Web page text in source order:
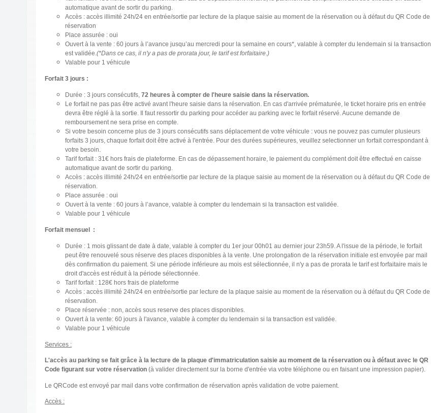
automatique avant de sortir du parking.
Accès : accès illimité 24h/24 en entrée/sortie par lecture de la plaque saisie au moment de la réservation ou à défaut du QR Code de
réservation
Place assurée : oui
Ouvert à la vente : 60 jours à l’avance jusqu’au mercredi pour la semaine en cours*, valable à compter du lendemain si la transaction
est validée.(*Dans ce cas, il n'y a pas de prorata jour, le tarif est forfaitaire.)
Valable pour 1 véhicule
Forfait 3 jours :
Durée : 3 jours consécutifs, 72 heures à compter de l'heure saisie dans la réservation.
Le forfait ne pas pas être activé avant l'heure saisie dans la réservation. En cas d'arrivée prématurée, le ticket horaire pris en entrée
devra être réglé à la sortie. Il faut ressortir du parking pour accéder au parking avec le forfait réservé. Aucune demande de
remboursement ne sera prise en compte.
Si votre besoin concerne plus de 3 jours consécutifs sans déplacement de votre véhicule : vous ne pouvez pas cumuler plusieurs
forfaits 3 jours, chaque forfait doit être activé à l'entrée. Pour des durées supérieures, veuillez selectionner un forfait correspondant à
votre besoin.
Tarif forfait : 31€ hors frais de plateforme. En cas de dépassement horaire, le paiement du complément doit être effectué en caisse
automatique avant de sortir du parking.
Accès : accès illimité 24h/24 en entrée/sortie par lecture de la plaque saisie au moment de la réservation ou à défaut du QR Code de
réservation.
Place assurée : oui
Ouvert à la vente : 60 jours à l’avance, valable à compter du lendemain si la transaction est validée.
Valable pour 1 véhicule
Forfait mensuel :
Durée : 1 mois glissant de date à date, valable à compter du 1er jour 00h01 au dernier jour 23h59. A l'issue de la période, le forfait
peut être renouvelé sous réserve des places disponibles à la vente. Une prolongation de la réservation initiale est envoyée par mail
dès confirmation du paiement. Si une période inférieure au mois est sélectionnée, il n'y a pas de prorata le tarif est forfaitaire mais le
droit d'accès est réduit à la période sélectionnée.
Tarif forfait : 128€ hors frais de plateforme
Accès : accès illimité 24h/24 en entrée/sortie par lecture de la plaque saisie au moment de la réservation ou à défaut du QR Code de
réservation.
Place réservée : non, accès sous reserve des places disponibles.
Ouvert à la vente: 60 jours à l'avance, valable à compter du lendemain si la transaction est validée.
Valable pour 1 véhicule
Services :
L'accès au parking se fait grâce à la lecture de la plaque d'immatriculation saisie au moment de la réservation ou à défaut avec le QR
Code figurant sur votre réservation (à valider directement sur la borne d'entrée via votre téléphone ou en faisant une impression papier).
Le QRCode est envoyé par mail dans votre confirmation de réservation après validation de votre paiement.
Accès :